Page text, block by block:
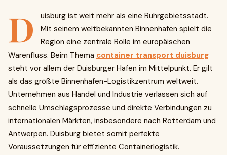
D
uisburg ist weit mehr als eine Ruhrgebietsstadt.
Mit seinem weltbekannten Binnenhafen spielt die
Region eine zentrale Rolle im europäischen
Warenfluss. Beim Thema container transport duisburg
steht vor allem der Duisburger Hafen im Mittelpunkt. Er gilt
als das größte Binnenhafen-Logistikzentrum weltweit.
Unternehmen aus Handel und Industrie verlassen sich auf
schnelle Umschlagsprozesse und direkte Verbindungen zu
internationalen Märkten, insbesondere nach Rotterdam und
Antwerpen. Duisburg bietet somit perfekte
Voraussetzungen für effiziente Containerlogistik.